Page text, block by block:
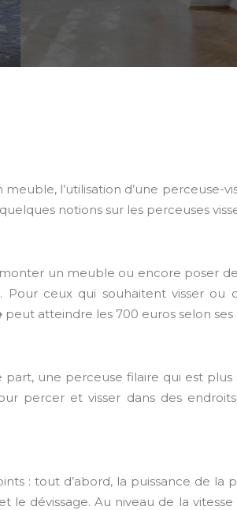
l’utilisation d’une perceuse-
notions sur les perceuses
un meuble ou encore poser
ceux qui souhaitent visser ou
peut atteindre les 700 euros selon
une perceuse filaire qui est
percer et visser dans des
: tout d’abord, la puissance de
le dévissage. Au niveau de la